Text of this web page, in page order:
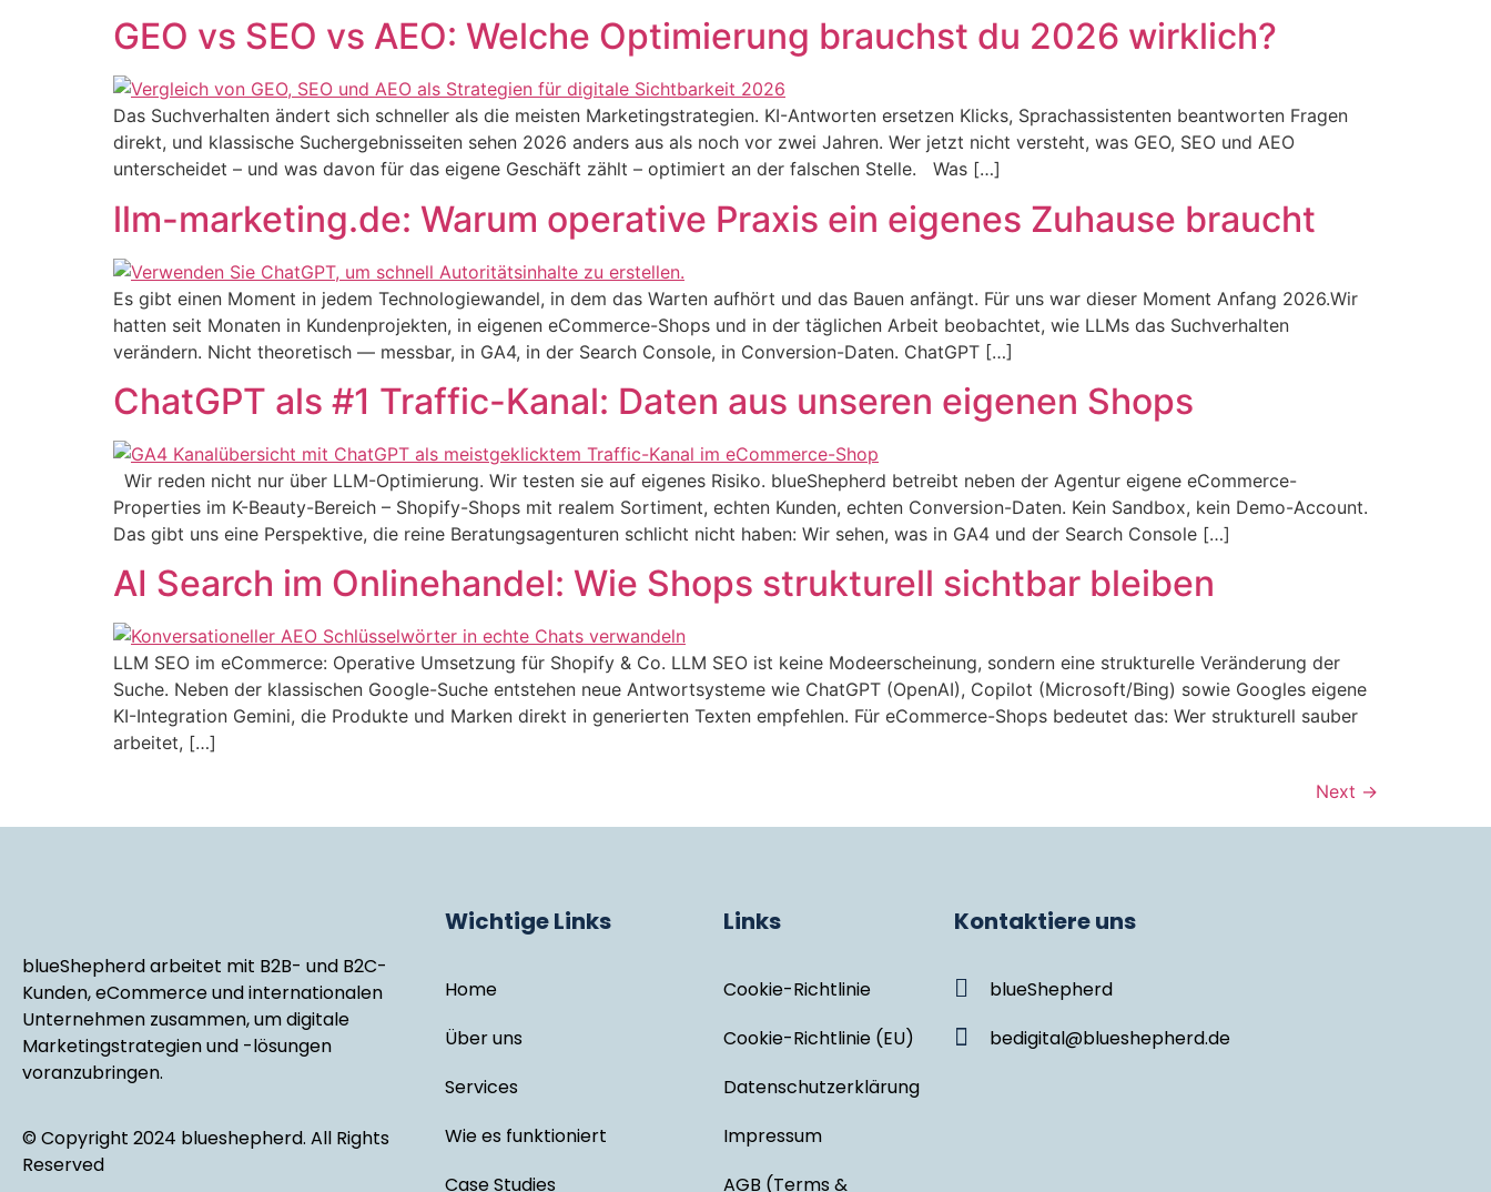
GEO vs SEO vs AEO: Welche Optimierung brauchst du 2026 wirklich?
Das Suchverhalten ändert sich schneller als die meisten Marketingstrategien. KI-Antworten ersetzen Klicks, Sprachassistenten beantworten Fragen
direkt, und klassische Suchergebnisseiten sehen 2026 anders aus als noch vor zwei Jahren. Wer jetzt nicht versteht, was GEO, SEO und AEO
unterscheidet – und was davon für das eigene Geschäft zählt – optimiert an der falschen Stelle. Was […]
llm-marketing.de: Warum operative Praxis ein eigenes Zuhause braucht
Es gibt einen Moment in jedem Technologiewandel, in dem das Warten aufhört und das Bauen anfängt. Für uns war dieser Moment Anfang 2026.Wir
hatten seit Monaten in Kundenprojekten, in eigenen eCommerce-Shops und in der täglichen Arbeit beobachtet, wie LLMs das Suchverhalten
verändern. Nicht theoretisch — messbar, in GA4, in der Search Console, in Conversion-Daten. ChatGPT […]
ChatGPT als #1 Traffic-Kanal: Daten aus unseren eigenen Shops
Wir reden nicht nur über LLM-Optimierung. Wir testen sie auf eigenes Risiko. blueShepherd betreibt neben der Agentur eigene eCommerce-
Properties im K-Beauty-Bereich – Shopify-Shops mit realem Sortiment, echten Kunden, echten Conversion-Daten. Kein Sandbox, kein Demo-Account.
Das gibt uns eine Perspektive, die reine Beratungsagenturen schlicht nicht haben: Wir sehen, was in GA4 und der Search Console […]
AI Search im Onlinehandel: Wie Shops strukturell sichtbar bleiben
LLM SEO im eCommerce: Operative Umsetzung für Shopify & Co. LLM SEO ist keine Modeerscheinung, sondern eine strukturelle Veränderung der
Suche. Neben der klassischen Google-Suche entstehen neue Antwortsysteme wie ChatGPT (OpenAI), Copilot (Microsoft/Bing) sowie Googles eigene
KI-Integration Gemini, die Produkte und Marken direkt in generierten Texten empfehlen. Für eCommerce-Shops bedeutet das: Wer strukturell sauber
arbeitet, […]
Next →
blueShepherd arbeitet mit B2B- und B2C-
Kunden, eCommerce und internationalen
Unternehmen zusammen, um digitale
Marketingstrategien und -lösungen
voranzubringen.
© Copyright 2024 blueshepherd. All Rights
Reserved
Wichtige Links
Home
Über uns
Services
Wie es funktioniert
Case Studies
Links
Cookie-Richtlinie
Cookie-Richtlinie (EU)
Datenschutzerklärung
Impressum
AGB (Terms &
Kontaktiere uns
blueShepherd
bedigital@blueshepherd.de